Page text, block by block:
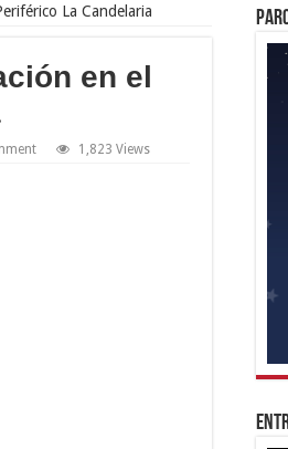
La Candelaria
en el
1,823 Views